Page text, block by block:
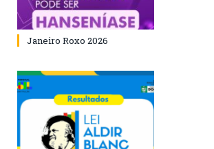
Janeiro Roxo 2026